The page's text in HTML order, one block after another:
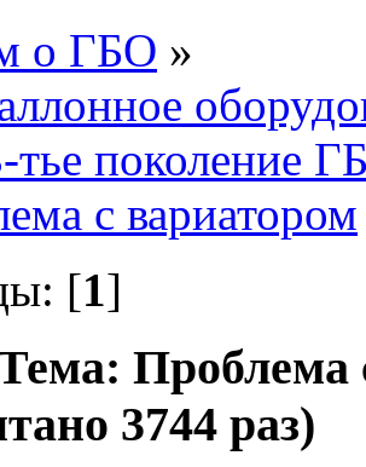
о ГБО »
тье поколение
с вариатором
[1]
Проблема
3744 раз)